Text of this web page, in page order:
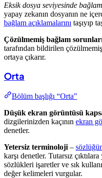
Eksik dosya seviyesinde bağlam
yapay zekanın dosyanın ne
bağlam açıklamalarını taşıyıp
Çözülmemiş bağlam
tarafından bildirilen
ortaya çıkarır.
Orta
Bölüm başlığı “Orta”
Düşük ekran görüntüsü
dizgilerinizden kaçının ekran
denetler.
Yetersiz terminoloji –
karşı denetler. Tutarsız
sözlükleri işaretler ve sık
değer kelimeleri vurgular.